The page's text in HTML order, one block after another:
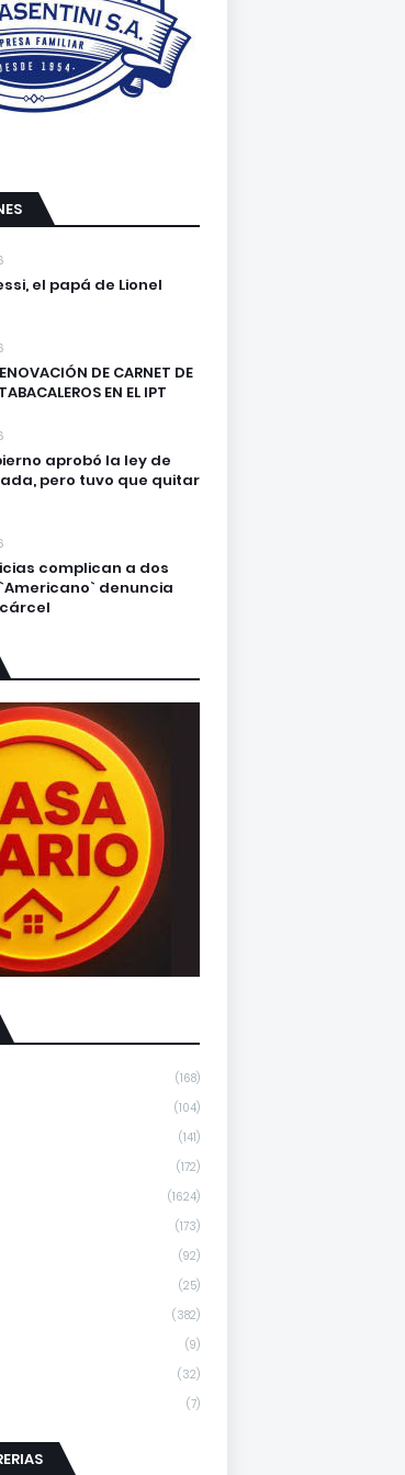
el papá de Lionel
DE CARNET DE
EN EL IPT
aprobó la ley de
pero tuvo que quitar
complican a dos
denuncia
(168)
(104)
(141)
(172)
(1624)
(173)
(92)
(25)
(382)
(9)
(32)
(7)